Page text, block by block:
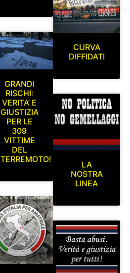
GRANDI
RISCHI:
VERITA’ E
GIUSTIZIA
PER LE
309
VITTIME
DEL
TERREMOTO!
CURVA
DIFFIDATI
LA
NOSTRA
LINEA